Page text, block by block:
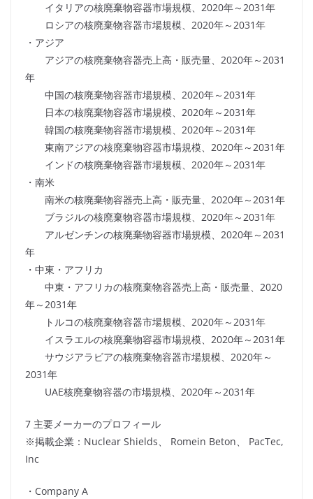
イタリアの核廃棄物容器市場規模、2020年～2031年
ロシアの核廃棄物容器市場規模、2020年～2031年
・アジア
アジアの核廃棄物容器売上高・販売量、2020年～2031
年
中国の核廃棄物容器市場規模、2020年～2031年
日本の核廃棄物容器市場規模、2020年～2031年
韓国の核廃棄物容器市場規模、2020年～2031年
東南アジアの核廃棄物容器市場規模、2020年～2031年
インドの核廃棄物容器市場規模、2020年～2031年
・南米
南米の核廃棄物容器売上高・販売量、2020年～2031年
ブラジルの核廃棄物容器市場規模、2020年～2031年
アルゼンチンの核廃棄物容器市場規模、2020年～2031
年
・中東・アフリカ
中東・アフリカの核廃棄物容器売上高・販売量、2020
年～2031年
トルコの核廃棄物容器市場規模、2020年～2031年
イスラエルの核廃棄物容器市場規模、2020年～2031年
サウジアラビアの核廃棄物容器市場規模、2020年～
2031年
UAE核廃棄物容器の市場規模、2020年～2031年
7 主要メーカーのプロフィール
※掲載企業：Nuclear Shields、 Romein Beton、 PacTec,
Inc
・Company A